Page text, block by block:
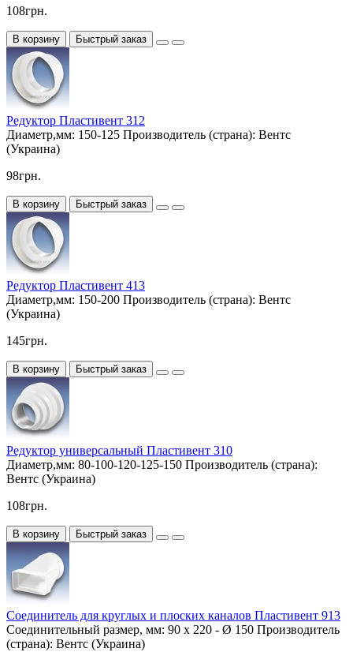
108грн.
В корзину Быстрый заказ
Редуктор Пластивент 312
Диаметр,мм: 150-125 Производитель (страна): Вентс
(Украина)
98грн.
В корзину Быстрый заказ
Редуктор Пластивент 413
Диаметр,мм: 150-200 Производитель (страна): Вентс
(Украина)
145грн.
В корзину Быстрый заказ
Редуктор универсальный Пластивент 310
Диаметр,мм: 80-100-120-125-150 Производитель (страна):
Вентс (Украина)
108грн.
В корзину Быстрый заказ
Соединитель для круглых и плоских каналов Пластивент 913
Соединительный размер, мм: 90 х 220 - Ø 150 Производитель
(страна): Вентс (Украина)